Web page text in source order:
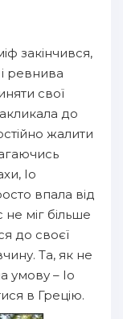
закінчився,
ревнива
свої
до
жалити
Іо
впала від
не міг більше
до своєї
Та, як не
умову – Іо
в Грецію.